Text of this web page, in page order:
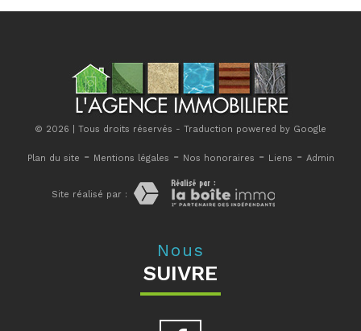
© 2026 | Tous droits réservés - Traduction powered by Google
Plan du site - Mentions légales - Nos honoraires - Liens - Admin
Site réalisé par :
Nous
SUIVRE